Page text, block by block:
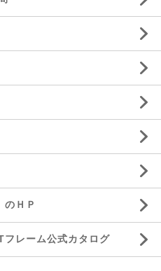
ＨＰ
レーム公式カタログ